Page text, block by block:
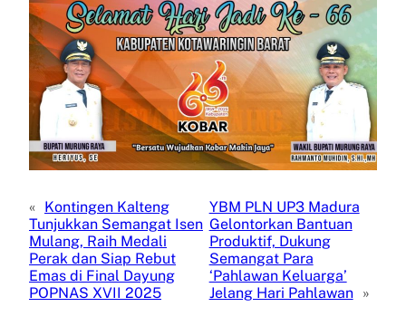
« Kontingen Kalteng
Tunjukkan Semangat Isen
Mulang, Raih Medali
Perak dan Siap Rebut
Emas di Final Dayung
POPNAS XVII 2025
YBM PLN UP3 Madura
Gelontorkan Bantuan
Produktif, Dukung
Semangat Para
‘Pahlawan Keluarga’
Jelang Hari Pahlawan »